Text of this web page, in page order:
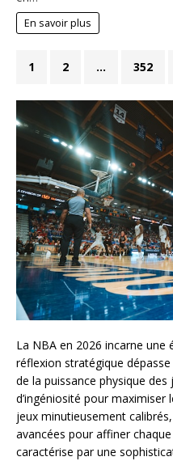
En savoir plus
1 2 … 352
La NBA en 2026 incarne
réflexion stratégique
de la puissance physique
d’ingéniosité pour
jeux minutieusement
avancées pour affiner
caractérise par une